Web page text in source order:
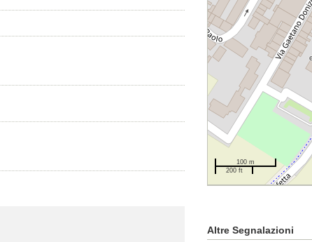
100 m
200 ft
Altre Segnalazioni